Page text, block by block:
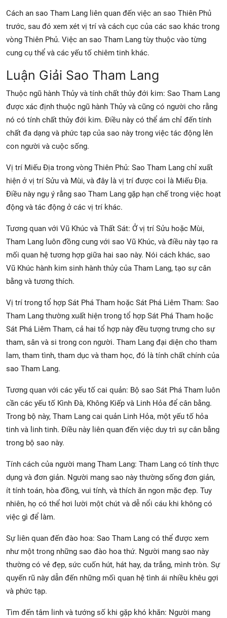
Cách an sao Tham Lang liên quan đến việc an sao Thiên Phủ
trước, sau đó xem xét vị trí và cách cục của các sao khác trong
vòng Thiên Phủ. Việc an sao Tham Lang tùy thuộc vào từng
cung cụ thể và các yếu tố chiêm tinh khác.
Luận Giải Sao Tham Lang
Thuộc ngũ hành Thủy và tính chất thủy đới kim: Sao Tham Lang
được xác định thuộc ngũ hành Thủy và cũng có người cho rằng
nó có tính chất thủy đới kim. Điều này có thể ám chỉ đến tính
chất đa dạng và phức tạp của sao này trong việc tác động lên
con người và cuộc sống.
Vị trí Miếu Địa trong vòng Thiên Phủ: Sao Tham Lang chỉ xuất
hiện ở vị trí Sửu và Mùi, và đây là vị trí được coi là Miếu Địa.
Điều này ngụ ý rằng sao Tham Lang gặp hạn chế trong việc hoạt
động và tác động ở các vị trí khác.
Tương quan với Vũ Khúc và Thất Sát: Ở vị trí Sửu hoặc Mùi,
Tham Lang luôn đồng cung với sao Vũ Khúc, và điều này tạo ra
mối quan hệ tương hợp giữa hai sao này. Nói cách khác, sao
Vũ Khúc hành kim sinh hành thủy của Tham Lang, tạo sự cân
bằng và tương thích.
Vị trí trong tổ hợp Sát Phá Tham hoặc Sát Phá Liêm Tham: Sao
Tham Lang thường xuất hiện trong tổ hợp Sát Phá Tham hoặc
Sát Phá Liêm Tham, cả hai tổ hợp này đều tượng trưng cho sự
tham, sân và si trong con người. Tham Lang đại diện cho tham
lam, tham tình, tham dục và tham học, đó là tính chất chính của
sao Tham Lang.
Tương quan với các yếu tố cai quản: Bộ sao Sát Phá Tham luôn
cần các yếu tố Kình Đà, Không Kiếp và Linh Hỏa để cân bằng.
Trong bộ này, Tham Lang cai quản Linh Hỏa, một yếu tố hỏa
tinh và linh tinh. Điều này liên quan đến việc duy trì sự cân bằng
trong bộ sao này.
Tính cách của người mang Tham Lang: Tham Lang có tính thực
dụng và đơn giản. Người mang sao này thường sống đơn giản,
ít tính toán, hòa đồng, vui tính, và thích ăn ngon mặc đẹp. Tuy
nhiên, họ có thể hơi lười một chút và dễ nổi cáu khi không có
việc gì để làm.
Sự liên quan đến đào hoa: Sao Tham Lang có thể được xem
như một trong những sao đào hoa thứ. Người mang sao này
thường có vẻ đẹp, sức cuốn hút, hát hay, da trắng, mình tròn. Sự
quyến rũ này dẫn đến những mối quan hệ tình ái nhiều khêu gợi
và phức tạp.
Tìm đến tâm linh và tướng số khi gặp khó khăn: Người mang